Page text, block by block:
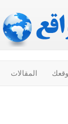
المقالات